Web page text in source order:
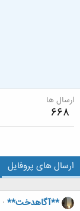
ارسال ها
668
ارسال های پروفایل
**آگاهدخت**